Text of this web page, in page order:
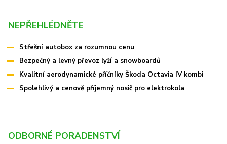
NEPŘEHLÉDNĚTE
Střešní autobox za rozumnou cenu
Bezpečný a levný převoz lyží a snowboardů
Kvalitní aerodynamické příčníky Škoda Octavia IV kombi
Spolehlivý a cenově příjemný nosič pro elektrokola
ODBORNÉ PORADENSTVÍ